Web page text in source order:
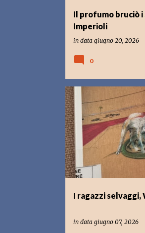
Il profumo bruciò i
Imperioli
in data giugno 20, 2026
0
I ragazzi selvaggi,
in data giugno 07, 2026
LIBRI CHE LEGGO